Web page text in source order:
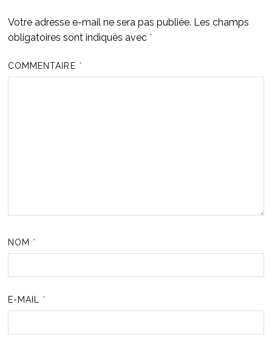
Votre adresse e-mail ne sera pas publiée. Les champs
obligatoires sont indiqués avec *
COMMENTAIRE *
NOM *
E-MAIL *